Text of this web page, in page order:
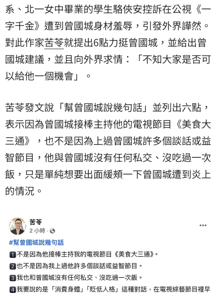
系 、北一女中畢業的學生駱俠安控訴在公視《一
字千金》遭到曾國城身材羞辱，引發外界譁然。
對此作家苦苓就提出6點力挺曾國城，並給出曾
國城建議，並且向外界求情：「不知大家是否可
以給他一個機會」。
苦苓發文說「幫曾國城說幾句話」並列出六點，
表示因為曾國城接棒主持他的電視節目《美食大
三通》，也不是因為上過曾國城許多個談話或益
智節目，他與曾國城沒有任何私交、沒吃過一次
飯，只是單純想要出面緩頰一下曾國城遭到炎上
的情況。